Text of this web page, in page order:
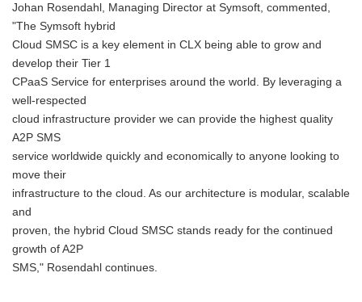
Johan Rosendahl, Managing Director at Symsoft, commented,
"The Symsoft hybrid
Cloud SMSC is a key element in CLX being able to grow and
develop their Tier 1
CPaaS Service for enterprises around the world. By leveraging a
well-respected
cloud infrastructure provider we can provide the highest quality
A2P SMS
service worldwide quickly and economically to anyone looking to
move their
infrastructure to the cloud. As our architecture is modular, scalable
and
proven, the hybrid Cloud SMSC stands ready for the continued
growth of A2P
SMS," Rosendahl continues.